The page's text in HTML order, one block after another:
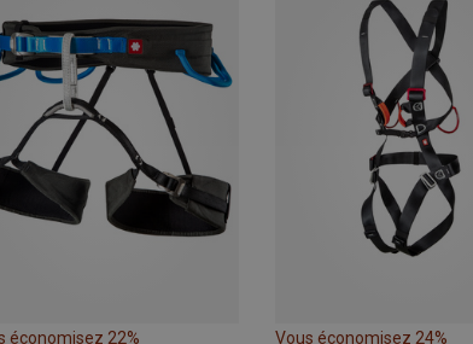
économisez 22% Vous économisez 24%